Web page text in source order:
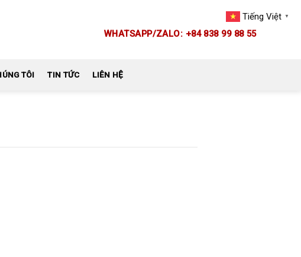
WHATSAPP/ZALO: +84 838 99 88 55
TÔI TIN TỨC LIÊN HỆ
Tiếng Việt ▼